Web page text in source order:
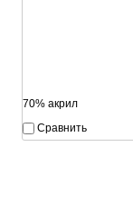
70% акрил
Сравнить